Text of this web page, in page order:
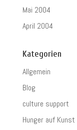
Mai 2004
April 2004
Kategorien
Allgemein
Blog
culture support
Hunger auf